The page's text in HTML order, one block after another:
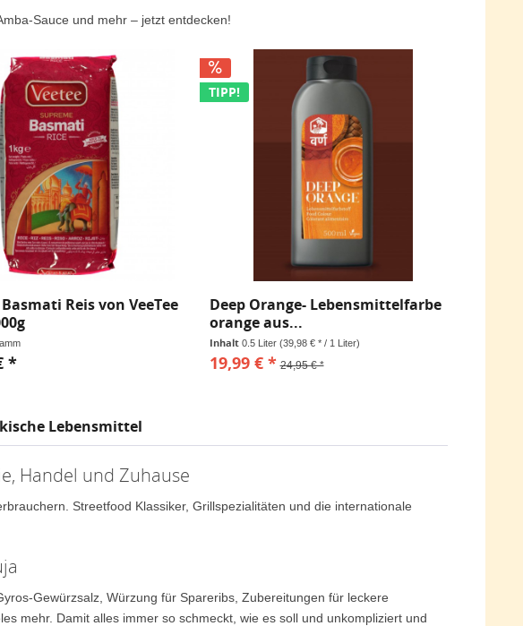
Lebensmittel
Handel und Zuhause
Streetfood Klassiker, Grillspezialitäten und die internationale
Gewürzsalz, Würzung für Spareribs, Zubereitungen für leckere
mehr. Damit alles immer so schmeckt, wie es soll und unkompliziert und
Sauce und mehr – jetzt entdecken!
Reis von VeeTee
*
TIPP!
Deep Orange- Lebensmittelfarbe
orange aus...
Inhalt 0.5 Liter (39,98 € * / 1 Liter)
19,99 € * 24,95 € *